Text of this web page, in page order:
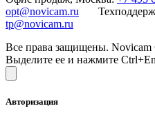
opt@novicam.ru
tp@novicam.ru
Все права защищены.
Выделите ее и нажмите
Авторизация